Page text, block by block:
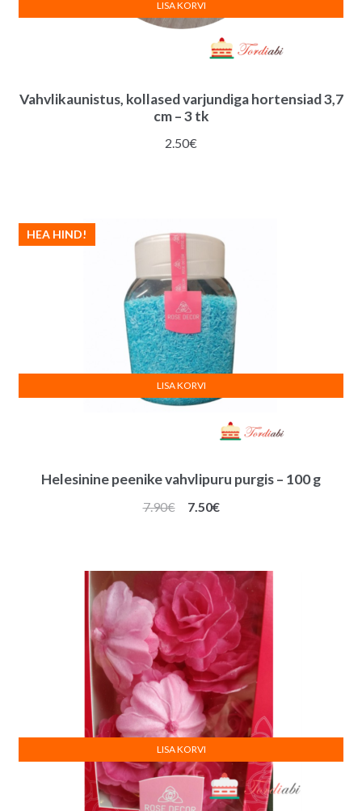
Vahvlikaunistus, kollased varjundiga hortensiad 3,7
cm – 3 tk
2.50€
LISA KORVI
Helesinine peenike vahvlipuru purgis – 100 g
HEA HIND!
7.90€
Algne
7.50€Praegune
LISA KORVI
LISA KORVI